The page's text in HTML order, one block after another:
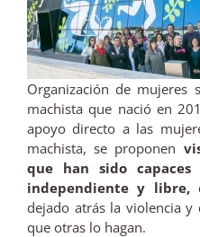
Organización de mujeres
machista que nació en
apoyo directo a las
machista, se proponen
que han sido
independiente y libre,
dejado atrás la violencia
que otras lo hagan.